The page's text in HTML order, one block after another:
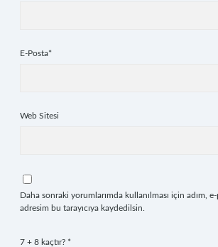
E-Posta*
Web Sitesi
Daha sonraki yorumlarımda kullanılması için adım,
adresim bu tarayıcıya kaydedilsin.
7 + 8 kaçtır? *